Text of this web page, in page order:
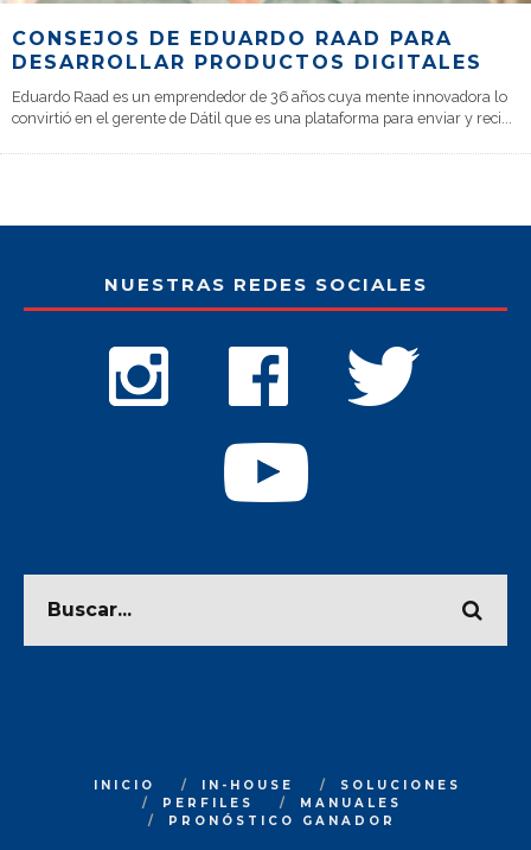
CONSEJOS DE EDUARDO RAAD PARA
DESARROLLAR PRODUCTOS DIGITALES
Eduardo Raad es un emprendedor de 36 años cuya mente innovadora lo
convirtió en el gerente de Dátil que es una plataforma para enviar y reci
NUESTRAS REDES SOCIALES
INICIO IN-HOUSE
SOLUCIONES
PERFILES
MANUALES
PRONÓSTICO GANADOR